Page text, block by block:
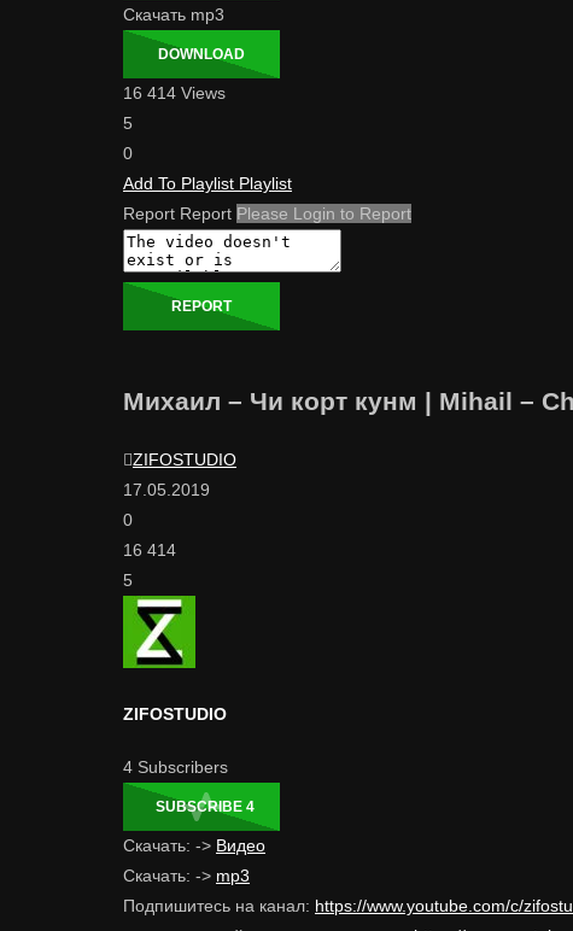
Скачать mp3
DOWNLOAD
16 414 Views
5
0
Add To Playlist Playlist
Report Report Please Login to Report
REPORT
Михаил – Чи корт кунм | Mihail –
ZIFOSTUDIO
17.05.2019
0
16 414
5
ZIFOSTUDIO
4 Subscribers
SUBSCRIBE 4
Скачать: -> Видео
Скачать: -> mp3
Подпишитесь на канал: https://www.youtube.com/c/